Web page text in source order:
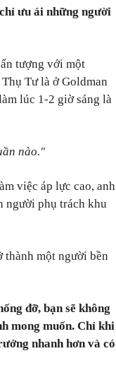
ưu ái những người
tượng với một
Tư là ở Goldman
lúc 1-2 giờ sáng là
nào."
việc áp lực cao, anh
người phụ trách khu
thành một người bền
đỡ, bạn sẽ không
mong muốn. Chỉ khi
nhanh hơn và có